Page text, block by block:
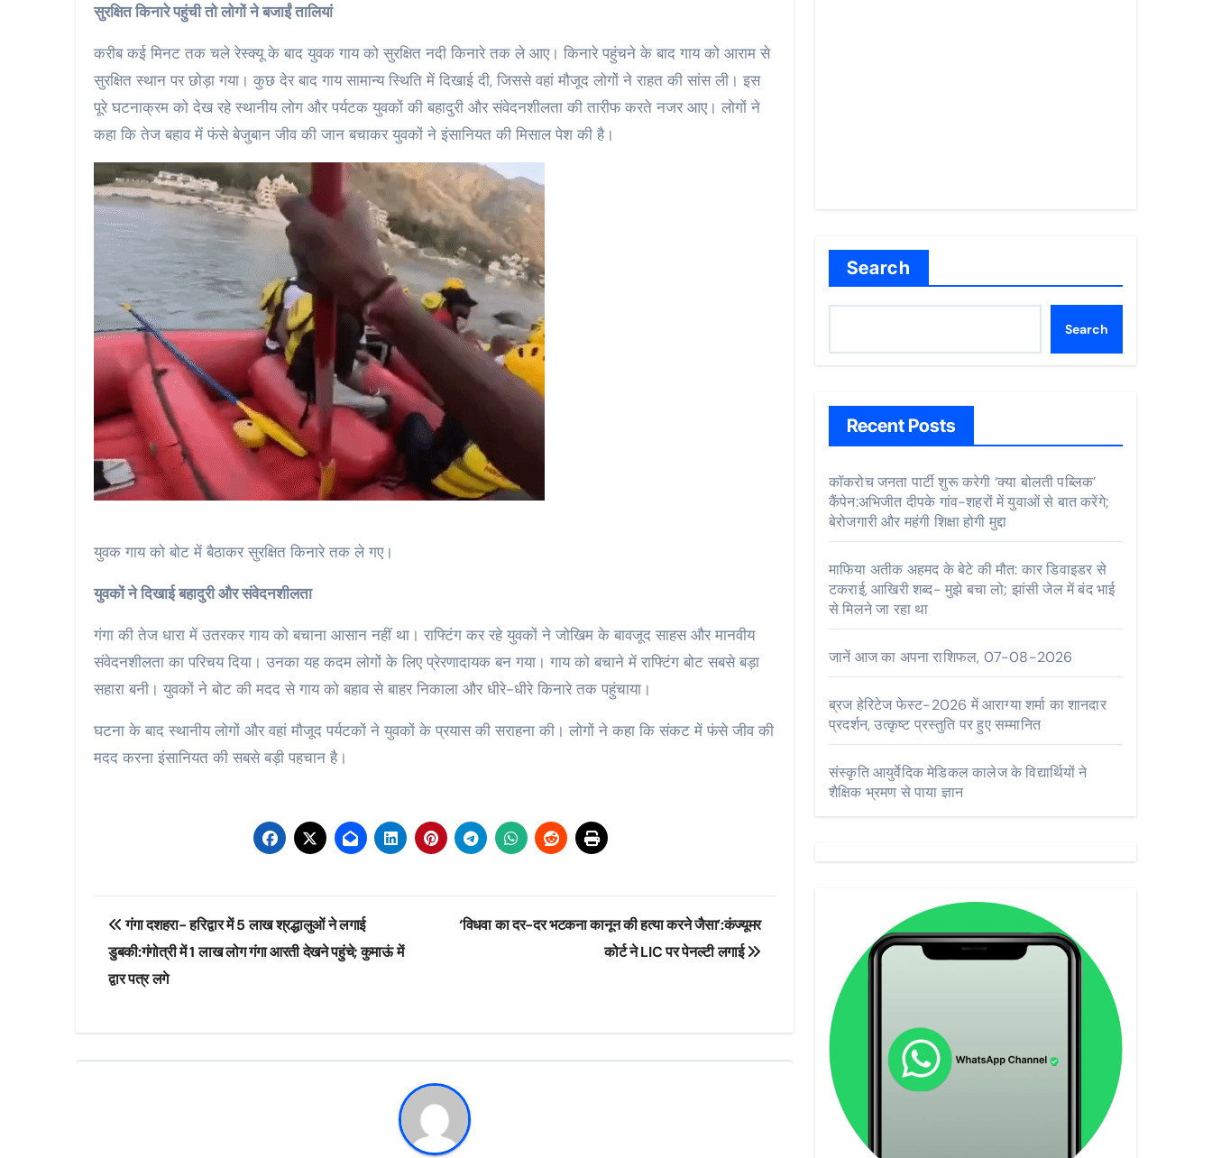
सुरक्षित किनारे पहुंची तो लोगों ने बजाईं तालियां
करीब कई मिनट तक चले रेस्क्यू के बाद युवक गाय को सुरक्षित नदी किनारे तक ले आए। किनारे पहुंचने के बाद गाय को आराम से
सुरक्षित स्थान पर छोड़ा गया। कुछ देर बाद गाय सामान्य स्थिति में दिखाई दी, जिससे वहां मौजूद लोगों ने राहत की सांस ली। इस
पूरे घटनाक्रम को देख रहे स्थानीय लोग और पर्यटक युवकों की बहादुरी और संवेदनशीलता की तारीफ करते नजर आए। लोगों ने
कहा कि तेज बहाव में फंसे बेजुबान जीव की जान बचाकर युवकों ने इंसानियत की मिसाल पेश की है।
युवक गाय को बोट में बैठाकर सुरक्षित किनारे तक ले गए।
युवकों ने दिखाई बहादुरी और संवेदनशीलता
गंगा की तेज धारा में उतरकर गाय को बचाना आसान नहीं था। राफ्टिंग कर रहे युवकों ने जोखिम के बावजूद साहस और मानवीय
संवेदनशीलता का परिचय दिया। उनका यह कदम लोगों के लिए प्रेरणादायक बन गया। गाय को बचाने में राफ्टिंग बोट सबसे बड़ा
सहारा बनी। युवकों ने बोट की मदद से गाय को बहाव से बाहर निकाला और धीरे-धीरे किनारे तक पहुंचाया।
घटना के बाद स्थानीय लोगों और वहां मौजूद पर्यटकों ने युवकों के प्रयास की सराहना की। लोगों ने कहा कि संकट में फंसे जीव की
मदद करना इंसानियत की सबसे बड़ी पहचान है।
Post
navigation
गंगा दशहरा- हरिद्वार में 5 लाख श्रद्धालुओं ने लगाई
डुबकी:गंगोत्री में 1 लाख लोग गंगा आरती देखने पहुंचे; कुमाऊं में
द्वार पत्र लगे
‘विधवा का दर-दर भटकना कानून की हत्या करने जैसा’:कंज्यूमर
कोर्ट ने LIC पर पेनल्टी लगाई
Search
Search
Recent Posts
कॉकरोच जनता पार्टी शुरू करेगी ‘क्या बोलती पब्लिक’
कैंपेन:अभिजीत दीपके गांव-शहरों में युवाओं से बात करेंगे;
बेरोजगारी और महंगी शिक्षा होगी मुद्दा
माफिया अतीक अहमद के बेटे की मौत: कार डिवाइडर से
टकराई, आखिरी शब्द- मुझे बचा लो; झांसी जेल में बंद भाई
से मिलने जा रहा था
जानें आज का अपना राशिफल, 07-08-2026
ब्रज हेरिटेज फेस्ट-2026 में आराग्या शर्मा का शानदार
प्रदर्शन, उत्कृष्ट प्रस्तुति पर हुए सम्मानित
संस्कृति आयुर्वेदिक मेडिकल कालेज के विद्यार्थियों ने
शैक्षिक भ्रमण से पाया ज्ञान